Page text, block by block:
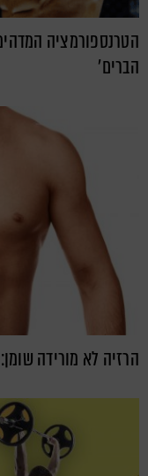
הטרנספורמציה
הברים'
הרזיה לא מורידה